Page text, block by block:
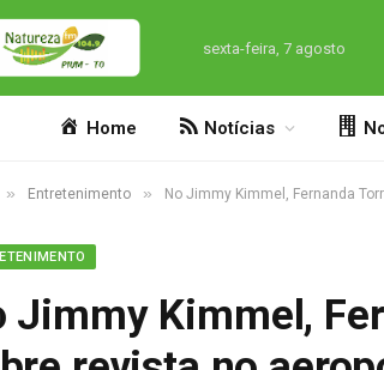
sexta-feira, 7 agosto
Home Notícias
» Entretenimento » No Jimmy Kimmel, Fernanda
Jimmy Kimmel,